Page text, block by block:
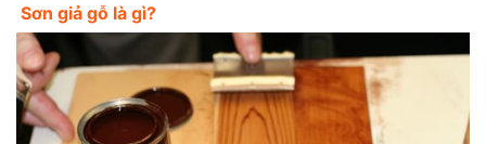
Sơn giả gỗ là gì?